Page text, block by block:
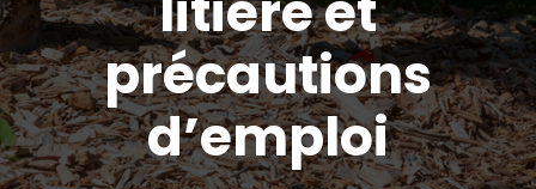
précautions
d’emploi